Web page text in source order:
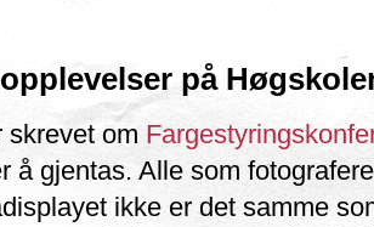
på
skrevet om
å gjentas. Alle som
ikke er det samme